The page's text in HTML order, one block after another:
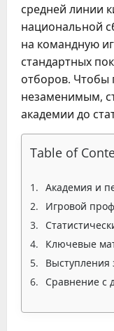
средней линии
национальной
на командную
стандартных
отборов. Чтобы
незаменимым,
академии до
Table of
Академия и
Игровой
Ключевые
Выступления за
Сравнение с